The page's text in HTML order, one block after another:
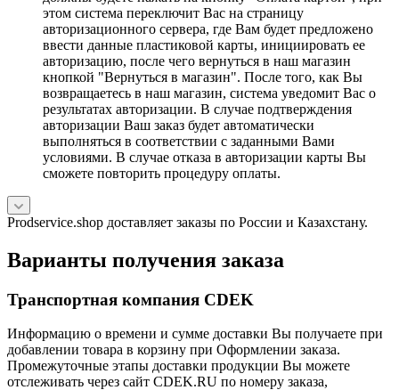
этом система переключит Вас на страницу
авторизационного сервера, где Вам будет предложено
ввести данные пластиковой карты, инициировать ее
авторизацию, после чего вернуться в наш магазин
кнопкой "Вернуться в магазин". После того, как Вы
возвращаетесь в наш магазин, система уведомит Вас о
результатах авторизации. В случае подтверждения
авторизации Ваш заказ будет автоматически
выполняться в соответствии с заданными Вами
условиями. В случае отказа в авторизации карты Вы
сможете повторить процедуру оплаты.
Prodservice.shop доставляет заказы по России и Казахстану.
Варианты получения заказа
Транспортная компания CDEK
Информацию о времени и сумме доставки Вы получаете при
добавлении товара в корзину при Оформлении заказа.
Промежуточные этапы доставки продукции Вы можете
отслеживать через сайт CDEK.RU по номеру заказа,